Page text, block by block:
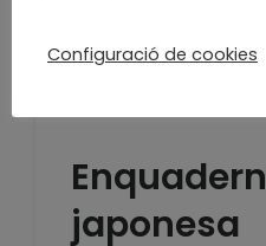
japonesa
Configuració de cookies